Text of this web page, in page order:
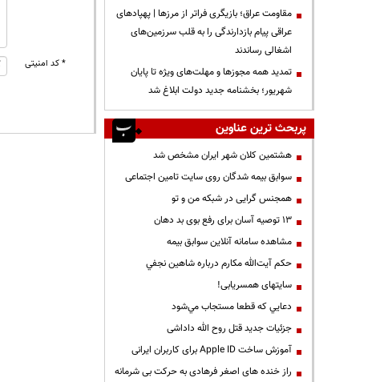
* کد امنیتی
مقاومت عراق؛ بازیگری فراتر از مرزها | پهپادهای
عراقی پیام بازدارندگی را به قلب سرزمین‌های
اشغالی رساندند
تمدید همه مجوزها و مهلت‌های ویژه تا پایان
شهریور؛ بخشنامه جدید دولت ابلاغ شد
پربحث ترین عناوین
هشتمین کلان شهر ایران مشخص شد
سوابق بیمه شدگان روی سایت تامین اجتماعی
همجنس گرایی در شبکه من و تو
13 توصیه آسان برای رفع بوی بد دهان
مشاهده سامانه آنلاين سوابق بیمه
حكم آيت‌الله مكارم درباره شاهين نجفي
سایتهای همسریابی!
دعايي كه قطعا مستجاب مي‌شود
جزئیات جدید قتل روح الله داداشی
آموزش ساخت Apple ID برای کاربران ایرانی
راز خنده های اصغر فرهادی به حرکت بی شرمانه